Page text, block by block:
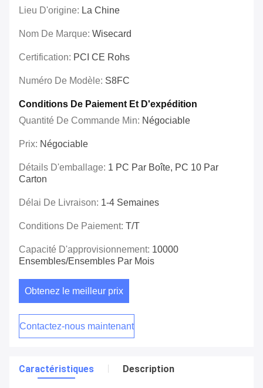
Lieu D'origine: La Chine
Nom De Marque: Wisecard
Certification: PCI CE Rohs
Numéro De Modèle: S8FC
Conditions De Paiement Et D'expédition
Quantité De Commande Min: Négociable
Prix: Négociable
Détails D'emballage: 1 PC Par Boîte, PC 10 Par
Carton
Délai De Livraison: 1-4 Semaines
Conditions De Paiement: T/T
Capacité D'approvisionnement: 10000
Ensembles/ensembles Par Mois
Obtenez le meilleur prix
Contactez-nous maintenant
Caractéristiques Description